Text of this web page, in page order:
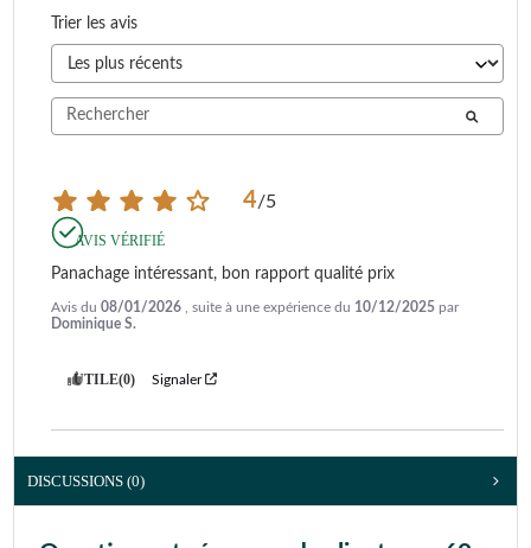
Trier les avis
4/5
AVIS VÉRIFIÉ
Panachage intéressant, bon rapport qualité prix
Avis du 08/01/2026 , suite à une expérience du 10/12/2025 par
Dominique S.
UTILE(0) Signaler
DISCUSSIONS (0)